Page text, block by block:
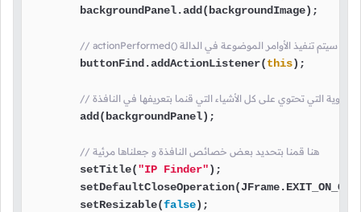
        backgroundPanel.add(backgroundImage);
        buttonFind.addActionListener(
this);
الحاوية التي تحتوي على كل الأشياء التي قنما بتعريفها في النافذة
        add(backgroundPanel);
// هنا قمنا بتحديد بعض خصائص النافذة و جعلناها مرئية
        setTitle(
"IP Finder");
        setResizable(
false);